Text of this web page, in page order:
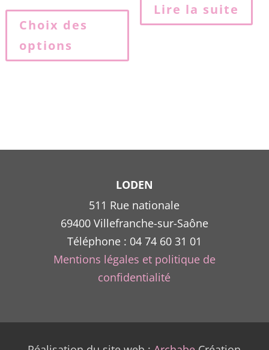
Choix des
options
produit
page
du
produit
Lire la suite
LODEN
511 Rue nationale
69400 Villefranche-sur-Saône
Téléphone : 04 74 60 31 01
Mentions légales et politique de
confidentialité